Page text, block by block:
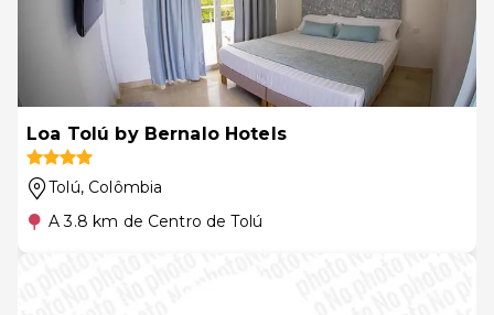
Loa Tolú by Bernalo Hotels
Tolú, Colômbia
A 3.8 km de Centro de Tolú